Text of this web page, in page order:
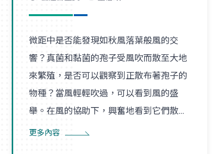
微距中是否能發現如秋風落葉般風的交
響？真菌和黏菌的孢子受風吹而散至大地
來繁殖，是否可以觀察到正散布著孢子的
物種？當風輕輕吹過，可以看到風的盛
舉。在風的協助下，興奮地看到它們散播
孢子的盛況，在精彩過程中也看到了風的
更多內容